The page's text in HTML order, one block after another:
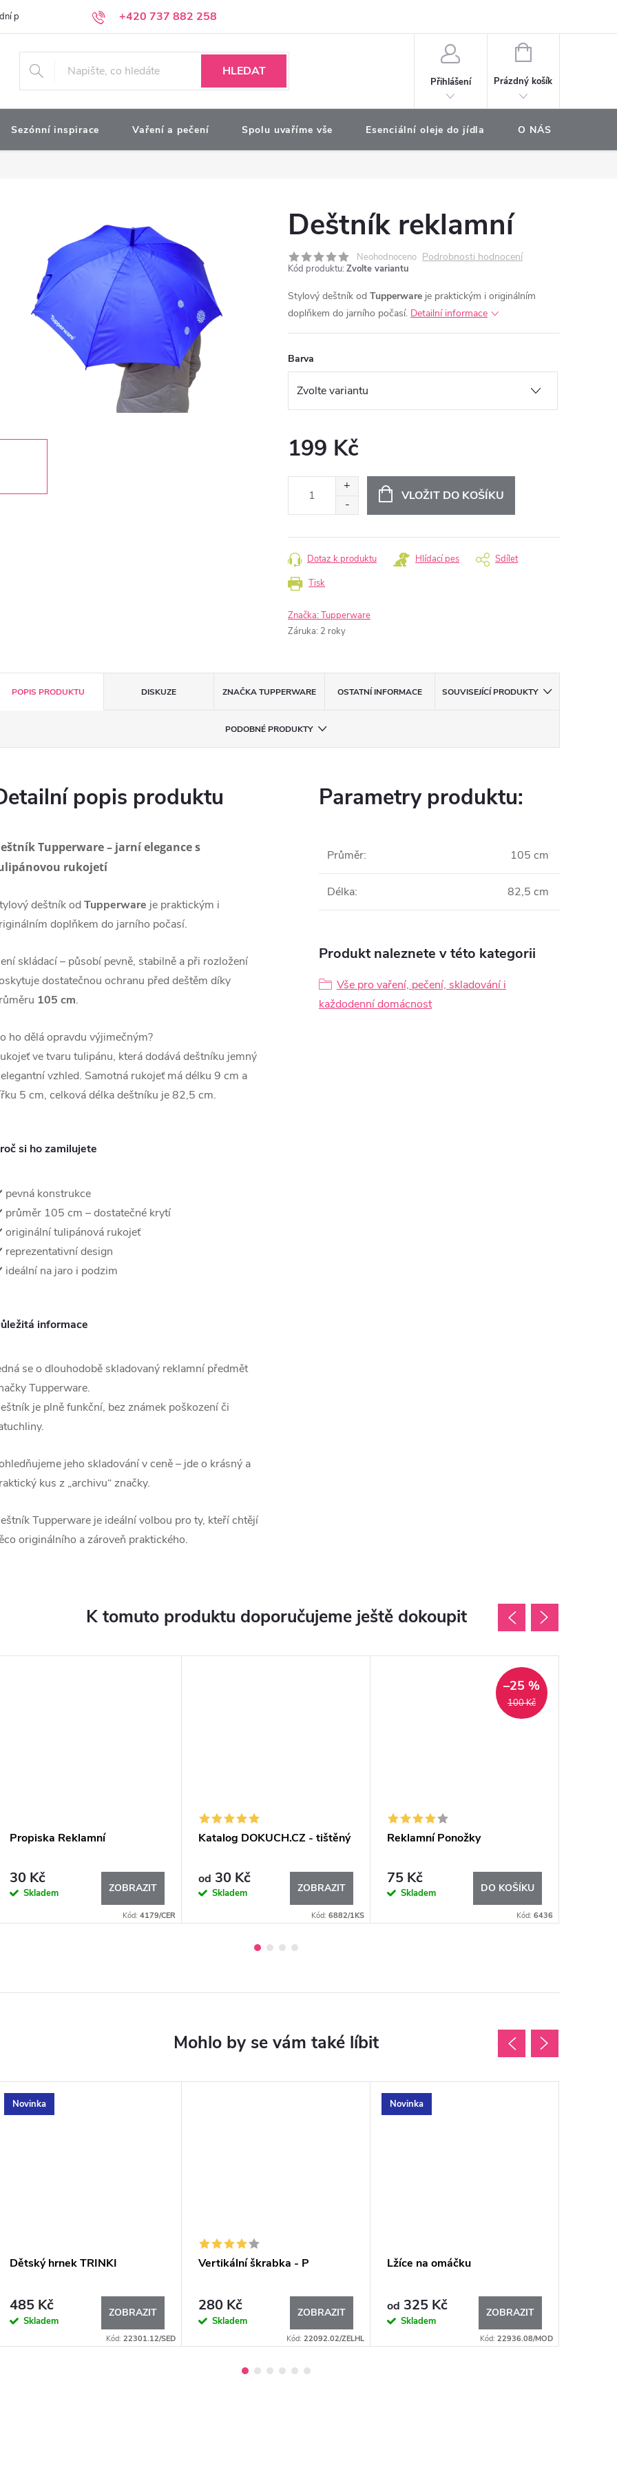
+420 737 882 258
podmínky Podmínky ochrany osobních údajů
HLEDAT
Přihlášení
NÁKUPNÍ
Prázdný košík
Sezónní inspirace Vaření a pečení Spolu uvaříme vše Esenciální oleje do jídla O NÁS
Deštník reklamní
Neohodnoceno Podrobnosti hodnocení
Kód produktu: Zvolte variantu
Stylový deštník od Tupperware je praktickým i originálním
doplňkem do jarního počasí. Detailní informace
Barva
199 Kč
VLOŽIT DO KOŠÍKU
Tisk
Dotaz k produktu Hlídací pes Sdílet
Značka:Tupperware
Záruka: 2 roky
POPIS PRODUKTU DISKUZE ZNAČKATUPPERWARE OSTATNÍ INFORMACE SOUVISEJÍCÍ PRODUKTY
PODOBNÉ PRODUKTY
popis produktu
Tupperware – jarní elegance s
rukojetí
deštník od Tupperware je praktickým i
doplňkem do jarního počasí.
skládací – působí pevně, stabilně a při rozložení
dostatečnou ochranu před deštěm díky
105 cm.
ho dělá opravdu výjimečným?
ve tvaru tulipánu, která dodává deštníku jemný
vzhled. Samotná rukojeť má délku 9 cm a
5 cm, celková délka deštníku je 82,5 cm.
si ho zamilujete
konstrukce
105 cm – dostatečné krytí
originální tulipánová rukojeť
design
na jaro i podzim
informace
se o dlouhodobě skladovaný reklamní předmět
Tupperware.
je plně funkční, bez známek poškození či
jeho skladování v ceně – jde o krásný a
kus z „archivu“ značky.
Tupperware je ideální volbou pro ty, kteří chtějí
originálního a zároveň praktického.
Parametry produktu:
Průměr: 105 cm
Délka: 82,5 cm
Produkt naleznete v této kategorii
Vše pro vaření, pečení, skladování i
každodenní domácnost
K tomuto produktu doporučujeme ještě dokoupit
Propiska Reklamní
30 Kč
Skladem ZOBRAZIT
Kód: 4179/CER
Katalog DOKUCH.CZ - tištěný
od 30 Kč
Skladem ZOBRAZIT
Kód: 6882/1KS
100 Kč
–25 %
Reklamní Ponožky
75 Kč
Skladem DO KOŠÍKU
Kód: 6436
Novinka
Dětský hrnek TRINKI
485 Kč
Skladem
ZOBRAZIT
Kód: 22301.12/SED
Vertikální škrabka - P
280 Kč
Skladem
ZOBRAZIT
Kód: 22092.02/ZELHL
Novinka
Lžíce na omáčku
od 325 Kč
Skladem
ZOBRAZIT
Kód: 22936.08/MOD